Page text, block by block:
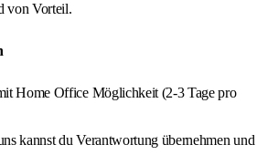
von Vorteil.
Home Office Möglichkeit (2-3 Tage pro
kannst du Verantwortung übernehmen und